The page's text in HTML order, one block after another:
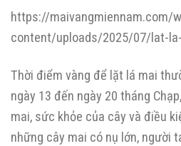
https://maivangmiennam.com/
content/uploads/2025/07/lat-
Thời điểm vàng để lặt lá mai
ngày 13 đến ngày 20 tháng
mai, sức khỏe của cây và điều
những cây mai có nụ lớn, người